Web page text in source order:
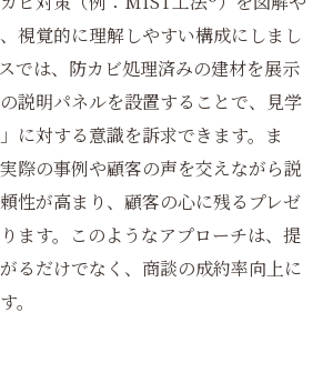
視覚的に理解しやすい構成にしまし
では、防カビ処理済みの建材を展示
説明パネルを設置することで、見学
に対する意識を訴求できます。ま
際の事例や顧客の声を交えながら説
性が高まり、顧客の心に残るプレゼ
ます。このようなアプローチは、提
るだけでなく、商談の成約率向上に
。